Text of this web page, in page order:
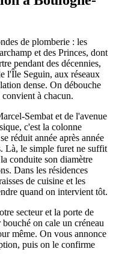
de plomberie : les
et des Princes, dont
pendant des décennies,
l'Île Seguin, aux réseaux
dense. On débouche
à chacun.
Sembat et de l'avenue
c'est la colonne
réduit année après année
Là, le simple furet ne suffit
conduite son diamètre
Dans les résidences
de cuisine et les
quand on intervient tôt.
secteur et la porte de
on cale un créneau
même. On vous annonce
puis on le confirme